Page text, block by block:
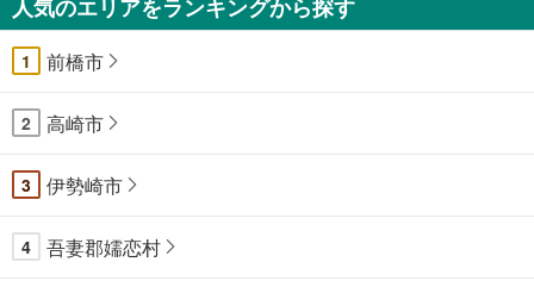
人気のエリアをランキングから探す
1 前橋市
2 高崎市
3 伊勢崎市
4 吾妻郡嬬恋村